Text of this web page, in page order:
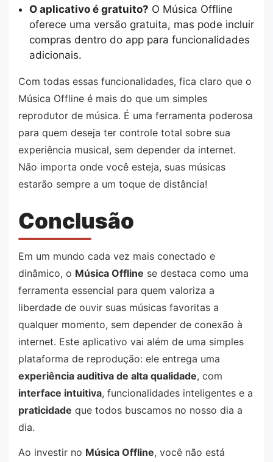
O aplicativo é gratuito? O Música Offline
oferece uma versão gratuita, mas pode incluir
compras dentro do app para funcionalidades
adicionais.
Com todas essas funcionalidades, fica claro que o
Música Offline é mais do que um simples
reprodutor de música. É uma ferramenta poderosa
para quem deseja ter controle total sobre sua
experiência musical, sem depender da internet.
Não importa onde você esteja, suas músicas
estarão sempre a um toque de distância!
Conclusão
Em um mundo cada vez mais conectado e
dinâmico, o Música Offline se destaca como uma
ferramenta essencial para quem valoriza a
liberdade de ouvir suas músicas favoritas a
qualquer momento, sem depender de conexão à
internet. Este aplicativo vai além de uma simples
plataforma de reprodução: ele entrega uma
experiência auditiva de alta qualidade, com
interface intuitiva, funcionalidades inteligentes e a
praticidade que todos buscamos no nosso dia a
dia.
Ao investir no Música Offline, você não está